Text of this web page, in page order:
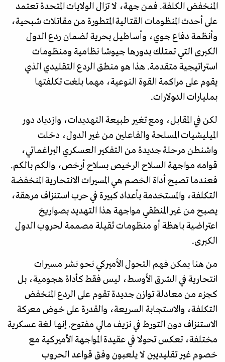
المنخفض الكلفة. فمن جهة، لا تزال الولايات المتحدة تعتمد
على أحدث المنظومات القتالية المتطورة من مقاتلات شبحية،
وأنظمة دفاع جوي، وأساطيل بحرية لضمان ردع الدول
الكبرى التي تمتلك بدورها جيوشا نظامية ومنظومات
استراتيجية متقدمة. هذا هو منطق الردع التقليدي الذي
يقوم على مراكمة القوة النوعية، مهما بلغت تكلفتها
بمليارات الدولارات.
لكن في المقابل، ومع تغير طبيعة التهديدات، وازدياد دور
الميليشيات المسلحة والفاعلين من غير الدول، دخلت
واشنطن مرحلة جديدة من التفكير العسكري البراغماتي،
قوامه مواجهة السلاح الرخيص بسلاح أرخص، والكم بالكم.
فعندما تصبح أداة الخصم هي المسيرات الانتحارية المنخفضة
التكلفة، والمستخدمة بأعداد كبيرة في حرب استنزاف مرهقة،
يصبح من غير المنطقي مواجهة هذا التهديد بصواريخ
اعتراضية باهظة أو منظومات ثقيلة مصممة لحروب الدول
الكبرى.
من هنا يمكن فهم التحول الأميركي نحو نشر مسيرات
انتحارية في الشرق الأوسط، ليس فقط كأداة هجومية، بل
كجزء من معادلة توازن جديدة تقوم على الردع المنخفض
التكلفة، والاستجابة السريعة، والقدرة على خوض معركة
الاستنزاف دون التورط في نزيف مالي مفتوح. إنها لغة عسكرية
مختلفة، تعكس تحولا في عقيدة المواجهة الأميركية مع
خصوم غير تقليديين لا يلعبون وفق قواعد الحروب